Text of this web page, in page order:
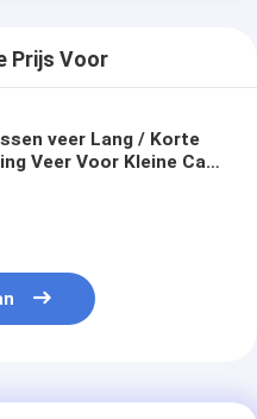
Prijs Voor
veer Lang / Korte
Veer Voor Kleine Cam